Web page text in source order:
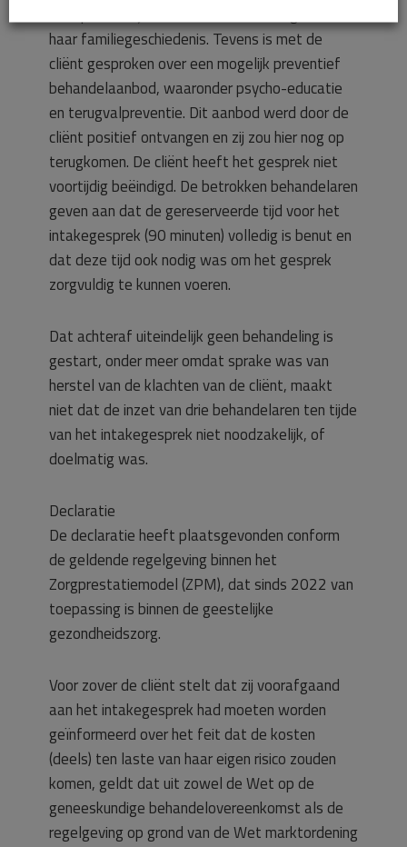
haar familiegeschiedenis. Tevens is met de
cliënt gesproken over een mogelijk preventief
behandelaanbod, waaronder psycho-educatie
en terugvalpreventie. Dit aanbod werd door de
cliënt positief ontvangen en zij zou hier nog op
terugkomen. De cliënt heeft het gesprek niet
voortijdig beëindigd. De betrokken behandelaren
geven aan dat de gereserveerde tijd voor het
intakegesprek (90 minuten) volledig is benut en
dat deze tijd ook nodig was om het gesprek
zorgvuldig te kunnen voeren.
Dat achteraf uiteindelijk geen behandeling is
gestart, onder meer omdat sprake was van
herstel van de klachten van de cliënt, maakt
niet dat de inzet van drie behandelaren ten tijde
van het intakegesprek niet noodzakelijk, of
doelmatig was.
Declaratie
De declaratie heeft plaatsgevonden conform
de geldende regelgeving binnen het
Zorgprestatiemodel (ZPM), dat sinds 2022 van
toepassing is binnen de geestelijke
gezondheidszorg.
Voor zover de cliënt stelt dat zij voorafgaand
aan het intakegesprek had moeten worden
geïnformeerd over het feit dat de kosten
(deels) ten laste van haar eigen risico zouden
komen, geldt dat uit zowel de Wet op de
geneeskundige behandelovereenkomst als de
regelgeving op grond van de Wet marktordening